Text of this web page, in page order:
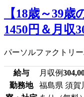
【18歳～39
1450円＆月収
パーソルファクトリ
給与 月収例
勤務地
福島県 須賀